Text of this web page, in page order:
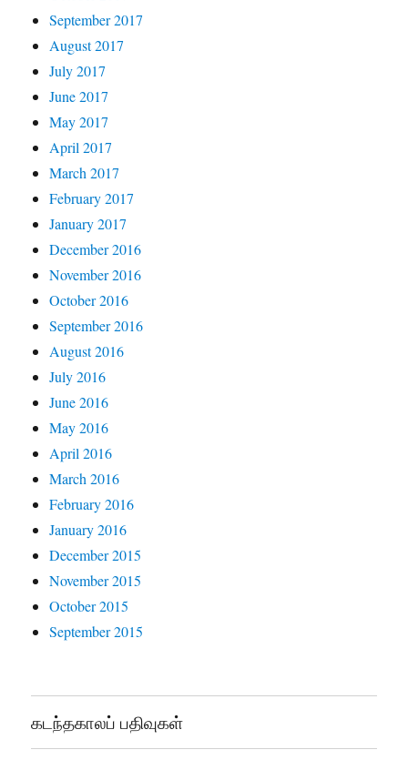
September 2017
August 2017
July 2017
June 2017
May 2017
April 2017
March 2017
February 2017
January 2017
December 2016
November 2016
October 2016
September 2016
August 2016
July 2016
June 2016
May 2016
April 2016
March 2016
February 2016
January 2016
December 2015
November 2015
October 2015
September 2015
கடந்தகாலப் பதிவுகள்